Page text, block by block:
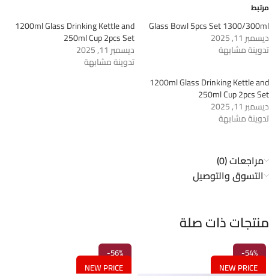
مرتبط
Glass Bowl 5pcs Set 1300/300ml
ديسمبر 11, 2025
تدوينة مشابهة
1200ml Glass Drinking Kettle and
250ml Cup 2pcs Set
ديسمبر 11, 2025
تدوينة مشابهة
1200ml Glass Drinking Kettle and
250ml Cup 2pcs Set
ديسمبر 11, 2025
تدوينة مشابهة
مراجعات (0)
التسوق والتوصيل
منتجات ذات صلة
-54%
NEW PRICE
-56%
NEW PRICE